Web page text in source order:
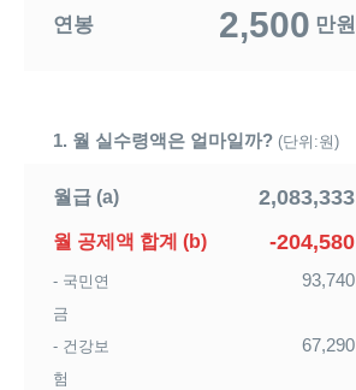
연봉 2,500 만원
1. 월 실수령액은 얼마일까? (단위:원)
월급 (a) 2,083,333
월 공제액 합계 (b) -204,580
- 국민연
금
93,740
- 건강보
험
67,290